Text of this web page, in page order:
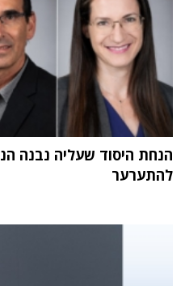
הנחת היסוד שעליה נבנה
להתערער